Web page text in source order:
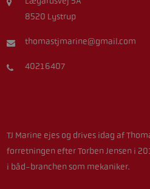
8520 Lystrup
thomastjmarine@gmail.com
40216407
TJ Marine ejes og drives idag af
forretningen efter Torben Jensen i
i båd-branchen som mekaniker.